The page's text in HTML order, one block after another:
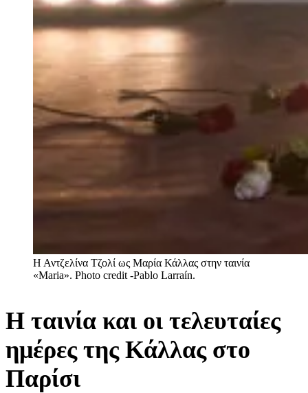
Η Αντζελίνα Τζολί ως Μαρία Κάλλας στην ταινία
«Maria». Photo credit -Pablo Larraín.
Η ταινία και οι τελευταίες
ημέρες της Κάλλας στο
Παρίσι